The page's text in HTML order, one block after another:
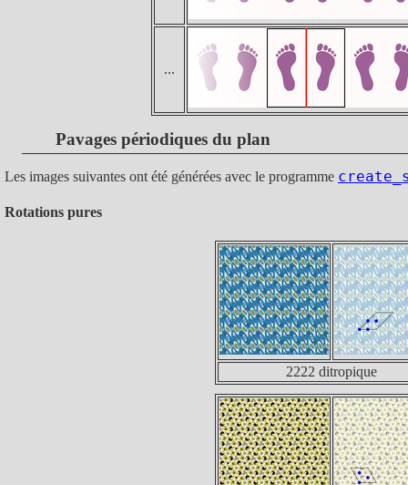
...
Pavages périodiques du plan
Les images suivantes ont été générées avec le programme
Rotations pures
2222 ditropique